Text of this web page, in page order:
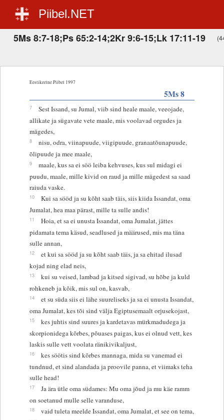
Piibel.NET
5Ms 8:7-18;Ps 65:2-14;2Kr 9:6-15;Lk 17:11-19
Eestikeelne Piibel 1997
5Ms 8
7
Sest Issand, su Jumal, viib sind heale maale, veeojade,
allikate ja sügavate vete maale, mis voolavad orgudes ja
mägedes,
8
nisu, odra, viinapuude, viigipuude, granaatõunapuude,
õlipuude ja mee maale,
9
maale, kus sa ei söö leiba kehvuses, kus sul midagi ei
puudu, maale, mille kivid on raud ja mille mägedest sa saad
raiuda vaske.
10
Kui sa sööd ja su kõht saab täis, siis kiida Issandat, oma
Jumalat, hea maa pärast, mille ta sulle andis!
11
Hoia, et sa ei unusta Issandat, oma Jumalat, jättes
pidamata tema käsud, seadlused ja määrused, mis ma täna
sulle annan,
12
et kui sa sööd ja su kõht saab täis, ja sa ehitad ilusad
kojad ning elad neis,
13
kui su veised, lambad ja kitsed sigivad, su hõbe ja kuld
rohkeneb ja kõik, mis sul on, kasvab,
14
et su süda siis ei lähe suureliseks ja sa ei unusta Issandat,
oma Jumalat, kes tõi sind välja Egiptusemaalt orjusekojast,
15
kes juhtis sind suures ja kardetavas mürkmadudega ja
skorpionidega kõrbes, põuases paigas, kus ei olnud vett, kes
laskis sulle vett voolata ränikivikaljust,
16
kes söötis sind kõrbes mannaga, mida su vanemad ei
tundnud, et sind alandada ja proovile panna, et viimaks teha
sulle head!
17
Ja ära ütle oma südames: Mu oma jõud ja mu käe ramm
on soetanud mulle selle varanduse,
18
vaid tuleta meelde Issandat, oma Jumalat, et see on tema,